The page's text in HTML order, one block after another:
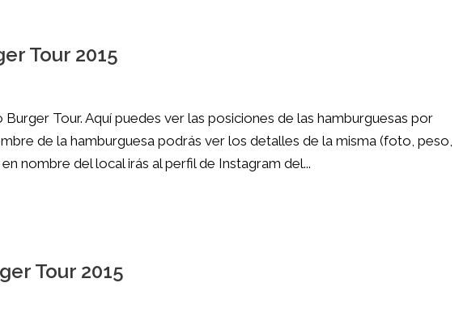
Tour 2015
Tour. Aquí puedes ver las posiciones de las hamburguesas por
de la hamburguesa podrás ver los detalles de la misma (foto, peso,
nombre del local irás al perfil de Instagram del...
Tour 2015